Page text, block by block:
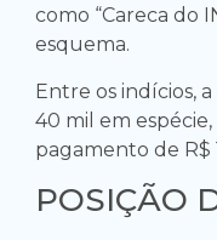
como “Careca do
esquema.
Entre os indícios,
40 mil em
pagamento de R$
POSIÇÃO